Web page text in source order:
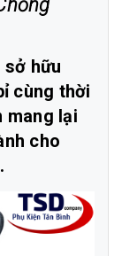
sở hữu
cùng thời
mang lại
cho